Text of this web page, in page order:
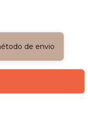
de envio